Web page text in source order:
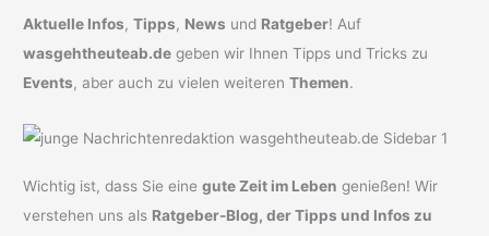
Aktuelle Infos,Tipps, News und Ratgeber! Auf
wasgehtheuteab.de geben wir Ihnen Tipps und Tricks zu
Events, aber auch zu vielen weiterenThemen.
Wichtig ist, dass Sie einegute Zeit im Leben genießen! Wir
verstehen uns als Ratgeber-Blog, der Tipps und Infos zu